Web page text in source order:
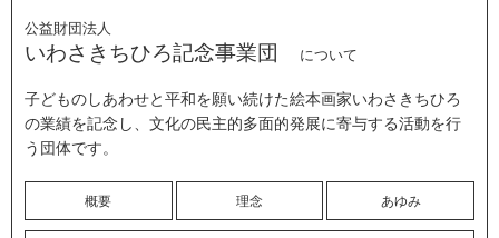
公益財団法人
いわさきちひろ記念事業団 について
子どものしあわせと平和を願い続けた絵本画家いわさきちひろ
の業績を記念し、文化の民主的多面的発展に寄与する活動を行
う団体です。
概要 理念 あゆみ